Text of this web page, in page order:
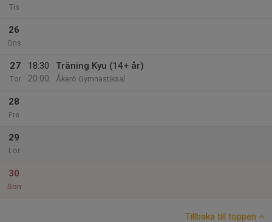
Tis
26
Ons
27
Tor
18:30
20:00
Träning Kyu (14+ år)
Åkerö Gymnastiksal
28
Fre
29
Lör
30
Sön
Tillbaka till toppen